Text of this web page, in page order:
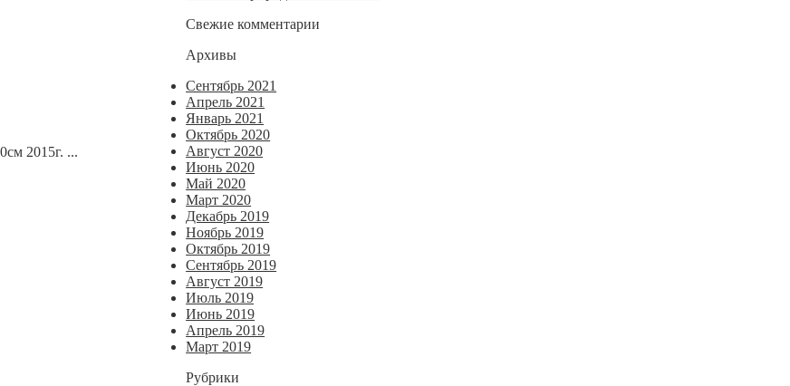
2015г. ...
Свежие комментарии
Архивы
Сентябрь 2021
Апрель 2021
Январь 2021
Октябрь 2020
Август 2020
Июнь 2020
Май 2020
Март 2020
Декабрь 2019
Ноябрь 2019
Октябрь 2019
Сентябрь 2019
Август 2019
Июль 2019
Июнь 2019
Апрель 2019
Март 2019
Рубрики